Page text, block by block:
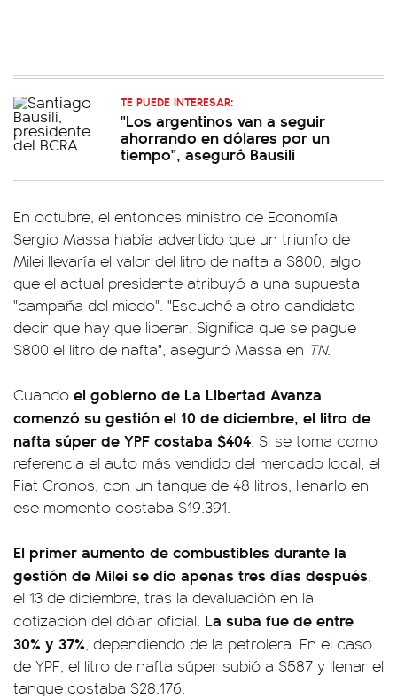
TE PUEDE INTERESAR:
"Los argentinos van a seguir
ahorrando en dólares por un
tiempo", aseguró Bausili
En octubre, el entonces ministro de Economía
Sergio Massa había advertido que un triunfo de
Milei llevaría el valor del litro de nafta a $800, algo
que el actual presidente atribuyó a una supuesta
"campaña del miedo". "Escuché a otro candidato
decir que hay que liberar. Significa que se pague
$800 el litro de nafta", aseguró Massa en TN.
Cuando el gobierno de La Libertad Avanza
comenzó su gestión el 10 de diciembre, el litro de
nafta súper de YPF costaba $404. Si se toma como
referencia el auto más vendido del mercado local, el
Fiat Cronos, con un tanque de 48 litros, llenarlo en
ese momento costaba $19.391.
El primer aumento de combustibles durante la
gestión de Milei se dio apenas tres días después,
el 13 de diciembre, tras la devaluación en la
cotización del dólar oficial. La suba fue de entre
30% y 37%, dependiendo de la petrolera. En el caso
de YPF, el litro de nafta súper subió a $587 y llenar el
tanque costaba $28.176.